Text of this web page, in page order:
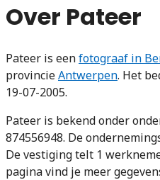
Over Pateer
Pateer is eenfotograaf in
provincieAntwerpen. Het
19-07-2005.
Pateer is bekend onder
874556948. De
De vestiging telt 1
pagina vind je meer